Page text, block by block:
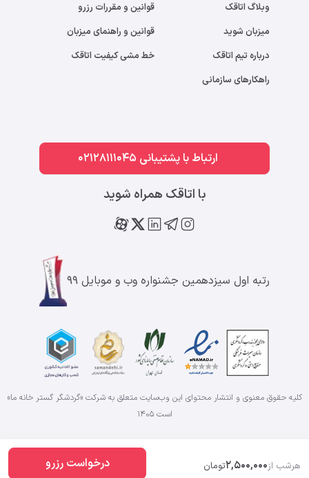
هرشب از2,500,000تومان درخواست رزرو
وبلاگ اتاقک
میزبان شوید
درباره تیم اتاقک
راهکارهای سازمانی
قوانین و مقررات رزرو
قوانین و راهنمای میزبان
خط مشی کیفیت اتاقک
ارتباط با پشتیبانی 02128111045
با اتاقک همراه شوید
رتبه اول سیزدهمین جشنواره وب و موبایل ۹۹
کلیه حقوق معنوی و انتشار محتوای این وب‌سایت متعلق به شرکت «گردشگر گستر خانه ما»
است۱۴۰۵